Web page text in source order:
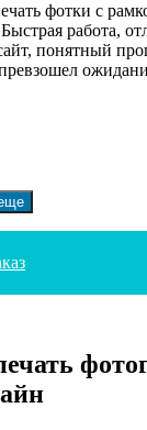
фотки с
работа,
понятный
превзошел